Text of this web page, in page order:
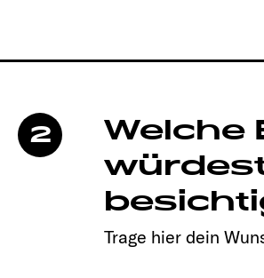
2
Welche
Trage hier dein